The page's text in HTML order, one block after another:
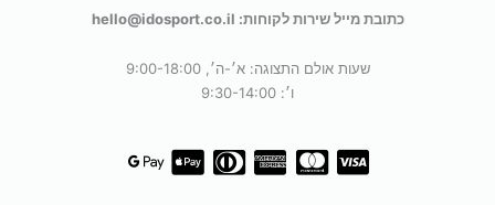
כתובת מייל שירות לקוחות: hello@idosport.co.il
שעות אולם התצוגה: א׳-ה׳, 9:00-18:00
ו׳: 9:30-14:00